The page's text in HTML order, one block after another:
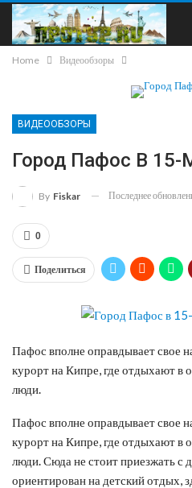
Home Видеообзоры
ВИДЕООБЗОРЫ
Город Пафос В
By Fiskar Последнее
0
Поделиться
Пафос вполне оправдывает свое
курорт на Кипре, где отдыхают в
люди.
Пафос вполне оправдывает свое
курорт на Кипре, где отдыхают в
люди. Сюда не стоит приезжать с
ориентирован на детский отдых,